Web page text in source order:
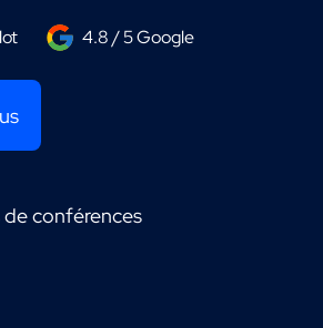
4.8 / 5 Google
conférences